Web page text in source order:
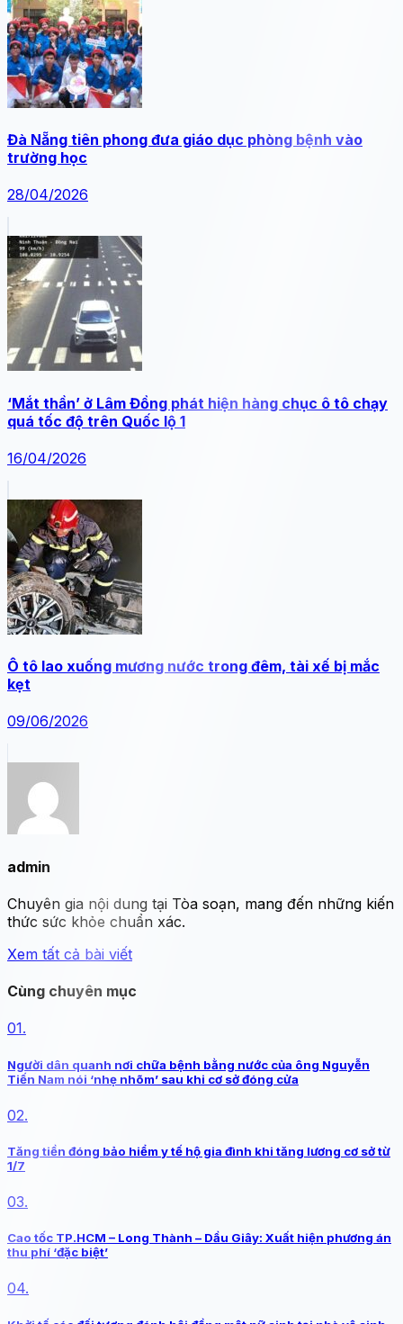
Đà Nẵng tiên phong đưa giáo dục phòng bệnh vào
trường học
28/04/2026
‘Mắt thần’ ở Lâm Đồng phát hiện hàng chục ô tô chạy
quá tốc độ trên Quốc lộ 1
16/04/2026
Ô tô lao xuống mương nước trong đêm, tài xế bị mắc
kẹt
09/06/2026
admin
Chuyên gia nội dung tại Tòa soạn, mang đến những kiến
thức sức khỏe chuẩn xác.
Xem tất cả bài viết
Cùng chuyên mục
01.
Người dân quanh nơi chữa bệnh bằng nước của ông Nguyễn
Tiến Nam nói ‘nhẹ nhõm’ sau khi cơ sở đóng cửa
02.
Tăng tiền đóng bảo hiểm y tế hộ gia đình khi tăng lương cơ sở từ
1/7
03.
Cao tốc TP.HCM – Long Thành – Dầu Giây: Xuất hiện phương án
thu phí ‘đặc biệt’
04.